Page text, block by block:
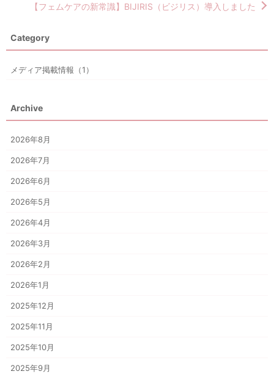
【フェムケアの新常識】BIJIRIS（ビジリス）導入しました
Category
メディア掲載情報（1）
Archive
2026年8月
2026年7月
2026年6月
2026年5月
2026年4月
2026年3月
2026年2月
2026年1月
2025年12月
2025年11月
2025年10月
2025年9月